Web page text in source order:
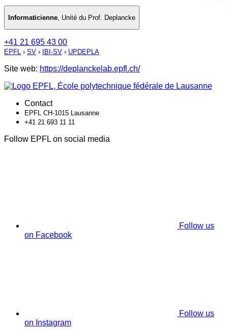
Informaticienne Unité du Prof. Deplancke
+41 21 695 43 00
EPFL › SV › IBI-SV › UPDEPLA
Site web: https://deplanckelab.epfl.ch/
Contact
EPFL CH-1015 Lausanne
+41 21 693 11 11
Follow EPFL on social media
Follow us
on Facebook
Follow us
on Instagram